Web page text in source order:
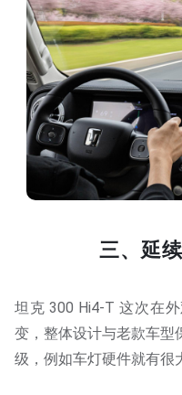
三、延
坦克 300 Hi4-T 这次在
变，整体设计与老款车型
级，例如车灯硬件就有很